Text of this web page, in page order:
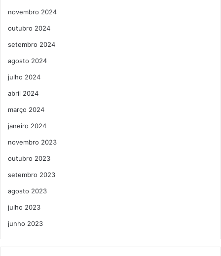
novembro 2024
outubro 2024
setembro 2024
agosto 2024
julho 2024
abril 2024
março 2024
janeiro 2024
novembro 2023
outubro 2023
setembro 2023
agosto 2023
julho 2023
junho 2023